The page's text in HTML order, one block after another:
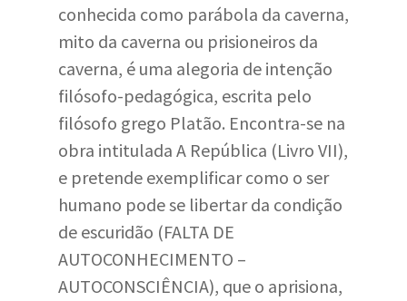
conhecida como parábola da caverna,
mito da caverna ou prisioneiros da
caverna, é uma alegoria de intenção
filósofo-pedagógica, escrita pelo
filósofo grego Platão. Encontra-se na
obra intitulada A República (Livro VII),
e pretende exemplificar como o ser
humano pode se libertar da condição
de escuridão (FALTA DE
AUTOCONHECIMENTO –
AUTOCONSCIÊNCIA), que o aprisiona,